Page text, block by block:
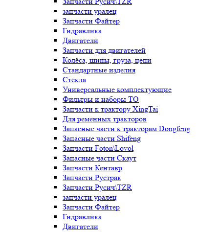
запчасти уралец
Запчасти Файтер
Гидравлика
Двигатели
Запчасти для двигателей
Колёса, шины, груза, цепи
Стандартные изделия
Стёкла
Универсальные комплектующие
Фильтры и наборы ТО
Запчасти к трактору XingTai
Для ременных тракторов
Запасные части к тракторам Dongfeng
Запасные части Shifeng
Запчасти Foton\Lovol
Запасные части Скаут
Запчасти Кентавр
Запчасти Рустрак
Запчасти Русич\TZR
запчасти уралец
Запчасти Файтер
Гидравлика
Двигатели